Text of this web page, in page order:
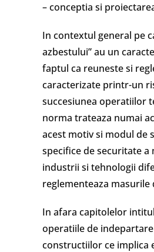
– conceptia si
In contextul general pe
azbestului” au un
faptul ca reuneste si
caracterizate printr-un
succesiunea operatiilor
norma trateaza numai
acest motiv si modul de
specifice de securitate
industrii si tehnologii
reglementeaza
In afara capitolelor
operatiile de
constructiilor ce implica